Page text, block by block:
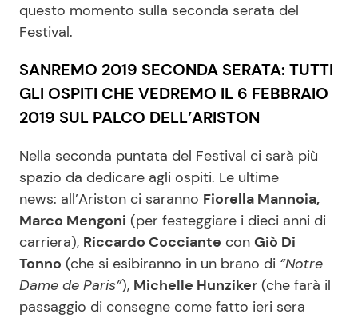
questo momento sulla seconda serata del
Festival.
SANREMO 2019 SECONDA SERATA: TUTTI
GLI OSPITI CHE VEDREMO IL 6 FEBBRAIO
2019 SUL PALCO DELL’ARISTON
Nella seconda puntata del Festival ci sarà più
spazio da dedicare agli ospiti. Le ultime
news: all’Ariston ci saranno Fiorella Mannoia,
Marco Mengoni (per festeggiare i dieci anni di
carriera), Riccardo Cocciante con Giò Di
Tonno (che si esibiranno in un brano di “Notre
Dame de Paris”), Michelle Hunziker (che farà il
passaggio di consegne come fatto ieri sera